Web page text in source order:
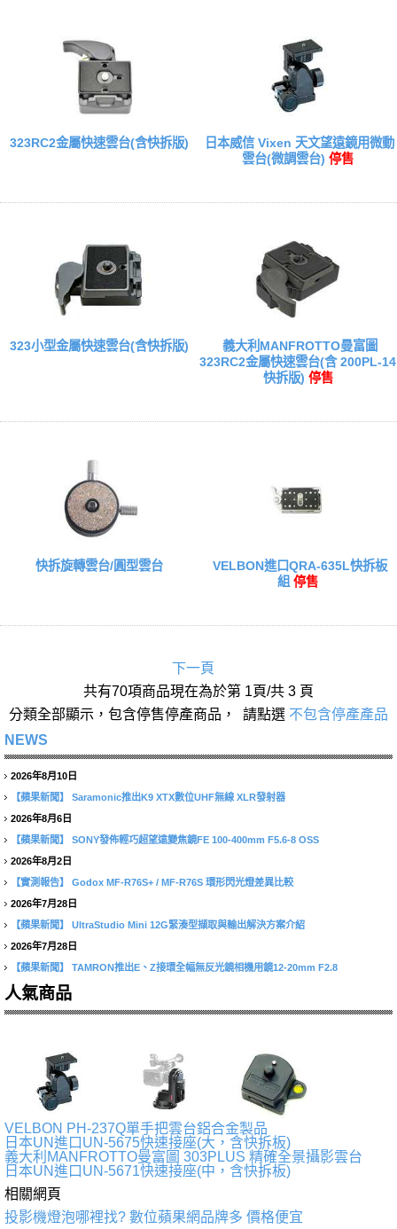
323RC2金屬快速雲台(含快拆版)
日本威信 Vixen 天文望遠鏡用微動
雲台(微調雲台) 停售
323小型金屬快速雲台(含快拆版)
義大利MANFROTTO曼富圖
323RC2金屬快速雲台(含 200PL-14
快拆版) 停售
快拆旋轉雲台/圓型雲台
VELBON進口QRA-635L快拆板
組 停售
下一頁
共有70項商品現在為於第 1頁/共 3 頁
分類全部顯示，包含停售停產商品， 請點選 不包含停產產品
NEWS
2026年8月10日
【蘋果新聞】
Saramonic推出K9 XTX數位UHF無線 XLR發射器
2026年8月6日
【蘋果新聞】
SONY發佈輕巧超望遠變焦鏡FE 100-400mm F5.6-8 OSS
2026年8月2日
【實測報告】
Godox MF-R76S+ / MF-R76S 環形閃光燈差異比較
2026年7月28日
【蘋果新聞】
UltraStudio Mini 12G緊湊型擷取與輸出解決方案介紹
2026年7月28日
【蘋果新聞】
TAMRON推出E、Z接環全幅無反光鏡相機用鏡12-20mm F2.8
人氣商品
VELBON PH-237Q單手把雲台鋁合金製品
日本UN進口UN-5675快速接座(大，含快拆板)
義大利MANFROTTO曼富圖 303PLUS 精確全景攝影雲台
日本UN進口UN-5671快速接座(中，含快拆板)
相關網頁
投影機燈泡哪裡找? 數位蘋果網品牌多 價格便宜